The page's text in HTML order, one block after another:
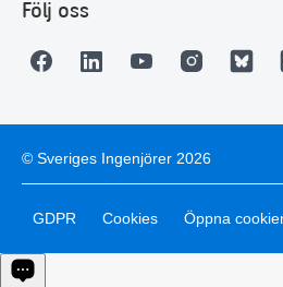
Följ oss
© Sveriges Ingenjörer 2026
GDPR Cookies Öppna